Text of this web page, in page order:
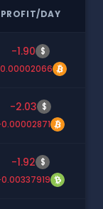
PROFIT/DAY
-1.90 $
-2.03 $
-1.92 $